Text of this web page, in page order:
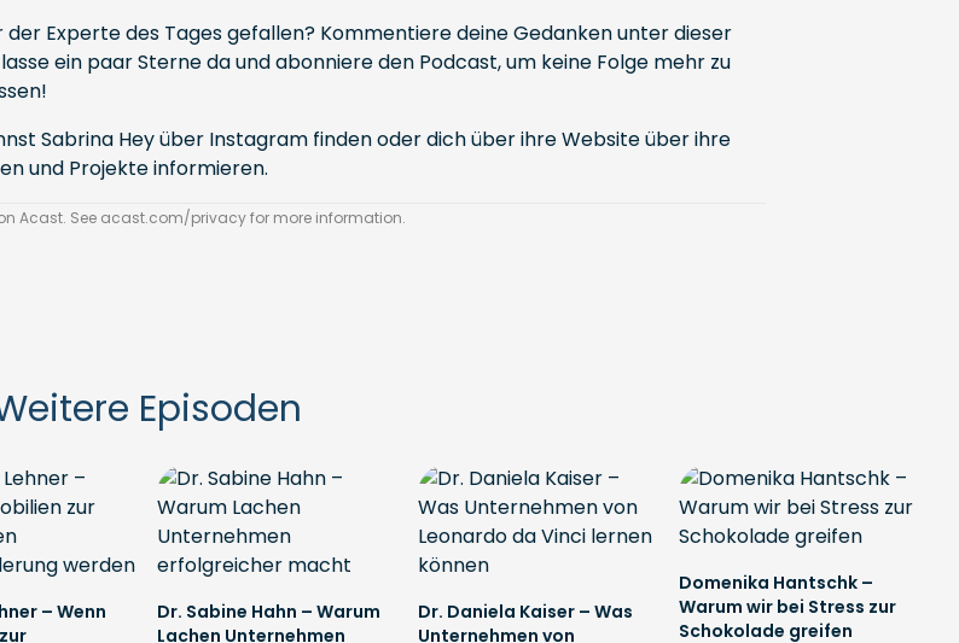
der Experte des Tages gefallen? Kommentiere deine Gedanken unter dieser
lasse ein paar Sterne da und abonniere den Podcast, um keine Folge mehr zu
Sabrina Hey über Instagram finden oder dich über ihreWebsiteüber ihre
und Projekte informieren.
Acast. See acast.com/privacyfor more information.
Episoden
– Wenn
Dr. Sabine Hahn – Warum
Lachen Unternehmen
Dr. Daniela Kaiser – Was
Unternehmen von
Domenika Hantschk –
Warum wir bei Stress zur
Schokolade greifen